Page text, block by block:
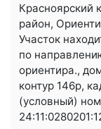
Красноярский
район,
Участок
по
ориентира.,
контур 146р,
(условный)